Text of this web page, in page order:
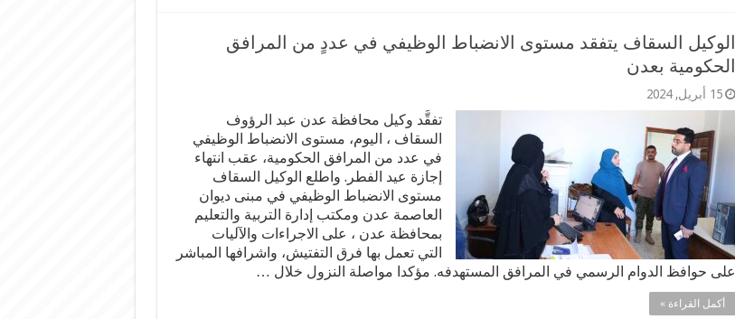
الوكيل السقاف يتفقد مستوى الانضباط الوظيفي في عددٍ من المرافق
الحكومية بعدن
15 أبريل, 2024
تفقَّد وكيل محافظة عدن عبد الرؤوف
السقاف ، اليوم، مستوى الانضباط الوظيفي
في عدد من المرافق الحكومية، عقب انتهاء
إجازة عيد الفطر. واطلع الوكيل السقاف
مستوى الانضباط الوظيفي في مبنى ديوان
العاصمة عدن ومكتب إدارة التربية والتعليم
بمحافظة عدن ، على الاجراءات والآليات
التي تعمل بها فرق التفتيش، واشرافها المباشر
على حوافظ الدوام الرسمي في المرافق المستهدفه. مؤكدا مواصلة النزول خلال …
أكمل القراءة »